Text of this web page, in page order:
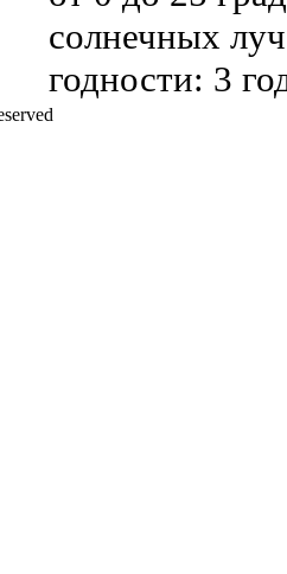
солнечных
годности: 3